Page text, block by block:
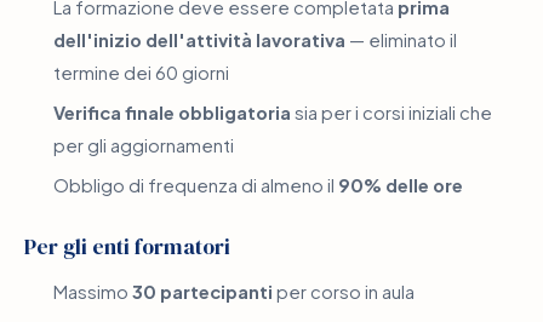
La formazione deve essere completata prima
dell'inizio dell'attività lavorativa — eliminato il
termine dei 60 giorni
Verifica finale obbligatoria sia per i corsi iniziali che
per gli aggiornamenti
Obbligo di frequenza di almeno il 90% delle ore
Per gli enti formatori
Massimo 30 partecipanti per corso in aula